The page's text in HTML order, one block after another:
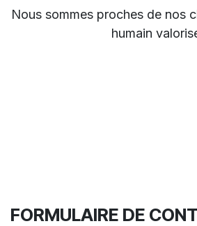
Nous sommes proches de nos
humain
FORMULAIRE DE